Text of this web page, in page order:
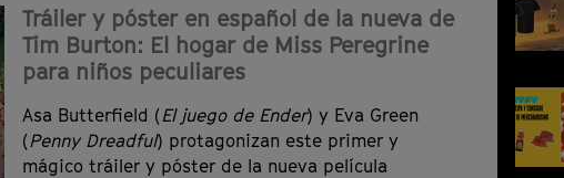
Tráiler y póster en español de la nueva de
Tim Burton: El hogar de Miss Peregrine
para niños peculiares
Asa Butterfield (El juego de Ender) y Eva Green
(Penny Dreadful) protagonizan este primer y
mágico tráiler y póster de la nueva película